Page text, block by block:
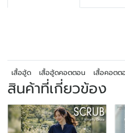
เสื้อฮู้ด เสื้อฮู้ดคอตตอน เสื้อคอตต
สินค้าที่เกี่ยวข้อง